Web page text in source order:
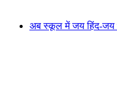
अब स्कूल में जय हिंद-जय